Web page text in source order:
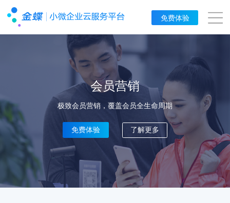
免费体验
会员营销
极致会员营销，覆盖会员全生命周期
免费体验 了解更多